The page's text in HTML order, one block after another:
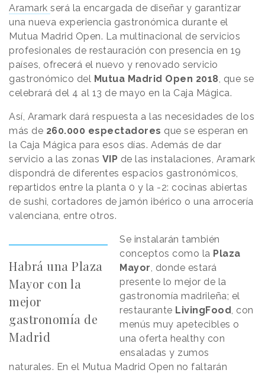
Aramark será la encargada de diseñar y garantizar
una nueva experiencia gastronómica durante el
Mutua Madrid Open. La multinacional de servicios
profesionales de restauración con presencia en 19
países, ofrecerá el nuevo y renovado servicio
gastronómico del Mutua Madrid Open 2018 , que se
celebrará del 4 al 13 de mayo en la Caja Mágica.
Así, Aramark dará respuesta a las necesidades de los
más de 260.000 espectadores que se esperan en
la Caja Mágica para esos días. Además de dar
servicio a las zonas VIP de las instalaciones, Aramark
dispondrá de diferentes espacios gastronómicos,
repartidos entre la planta 0 y la -2: cocinas abiertas
de sushi, cortadores de jamón ibérico o una arrocería
valenciana, entre otros.
Habrá una Plaza
Mayor con la
mejor
gastronomía de
Madrid
Se instalarán también
conceptos como la Plaza
Mayor , donde estará
presente lo mejor de la
gastronomía madrileña; el
restaurante LivingFood , con
menús muy apetecibles o
una oferta healthy con
ensaladas y zumos
naturales. En el Mutua Madrid Open no faltarán